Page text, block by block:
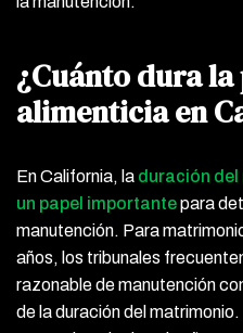
¿Cuánto dura la
alimenticia en
En California, la duración del
un papel importantepara
manutención. Para
años, los tribunales
razonable de manutención
de la duración del